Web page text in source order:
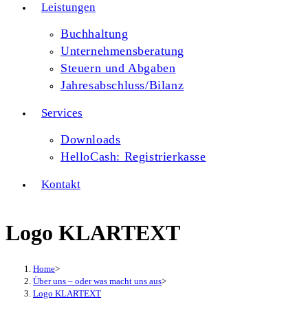
Leistungen
Buchhaltung
Unternehmensberatung
Steuern und Abgaben
Jahresabschluss/Bilanz
Services
Downloads
HelloCash: Registrierkasse
Kontakt
Logo KLARTEXT
Home>
Über uns – oder was macht uns aus>
Logo KLARTEXT